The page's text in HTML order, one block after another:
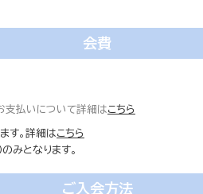
会費
お支払いについて詳細はこちら
す。詳細はこちら
みとなります。
ご入会方法